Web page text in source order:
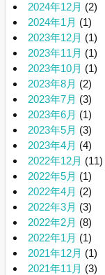
2024年12月 (2)
2024年1月 (1)
2023年12月 (1)
2023年11月 (1)
2023年10月 (1)
2023年8月 (2)
2023年7月 (3)
2023年6月 (1)
2023年5月 (3)
2023年4月 (4)
2022年12月 (11)
2022年5月 (1)
2022年4月 (2)
2022年3月 (3)
2022年2月 (8)
2022年1月 (1)
2021年12月 (1)
2021年11月 (3)